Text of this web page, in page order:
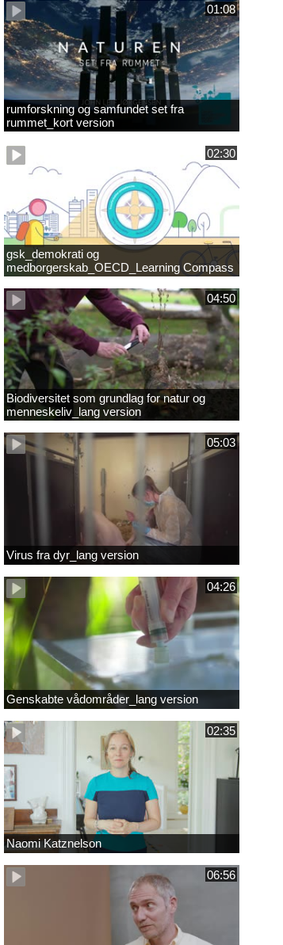
01:08
rumforskning og samfundet set fra
rummet_kort version
02:30
gsk_demokrati og
medborgerskab_OECD_Learning Compass
2030
04:50
Biodiversitet som grundlag for natur og
menneskeliv_lang version
05:03
Virus fra dyr_lang version
04:26
Genskabte vådområder_lang version
02:35
Naomi Katznelson
06:56